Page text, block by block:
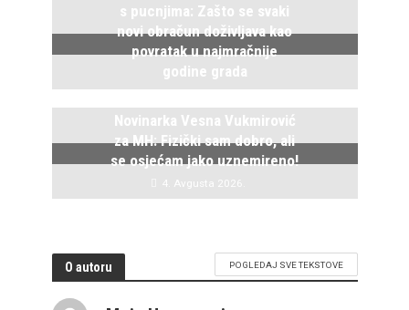
s pucnjima: Zašto se svaki
novi obračun doživljava kao
povratak u najmračnije
godine grada
5. Avgusta 2026.
Novinarka Vesna Vukmirović
za MH: Fizički sam dobro, ali
se osjećam jako uznemireno!
4. Avgusta 2026.
O autoru POGLEDAJ SVE TEKSTOVE